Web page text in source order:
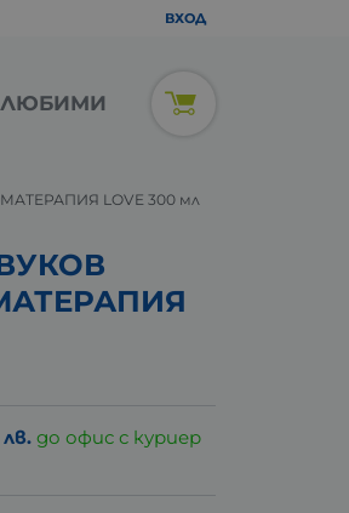
ВХОД
ЛЮБИМИ
LOVE 300 мл
лв. до офис с куриер